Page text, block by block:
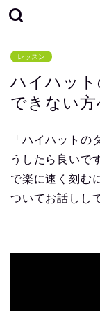
レッスン
ハイハット
できない方
「ハイハットの
うしたら良いで
で楽に速く刻む
ついてお話しし